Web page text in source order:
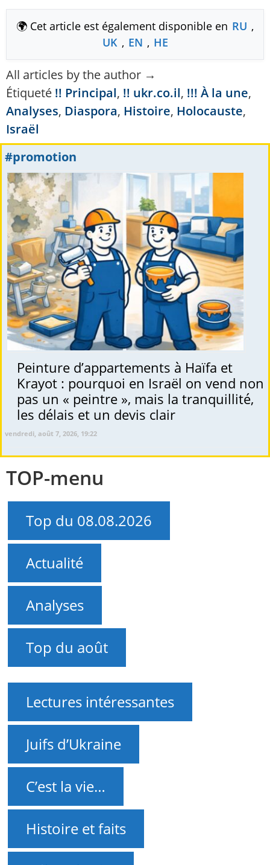
🌍 Cet article est également disponible en RU ,
UK , EN , HE
All articles by the author →
Étiqueté !! Principal, !! ukr.co.il, !!! À la une,
Analyses, Diaspora, Histoire, Holocauste,
Israël
#promotion
Peinture d’appartements à Haïfa et
Krayot : pourquoi en Israël on vend non
pas un « peintre », mais la tranquillité,
les délais et un devis clair
vendredi, août 7, 2026, 19:22
TOP-menu
Top du 08.08.2026
Actualité
Analyses
Top du août
Lectures intéressantes
Juifs d’Ukraine
C’est la vie…
Histoire et faits